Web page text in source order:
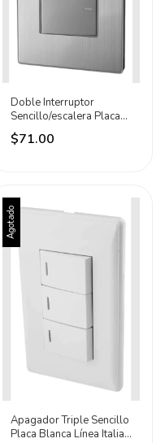
Doble Interruptor
Sencillo/escalera Placa
Acero Inox Sanelec 10 A
Plateado
$71.00
Agotado
Apagador Triple Sencillo
Placa Blanca Línea Italia